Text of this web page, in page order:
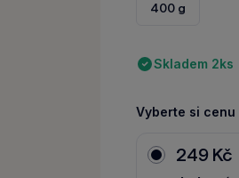
400 g
Skladem 2ks
Vyberte si cenu
249 Kč